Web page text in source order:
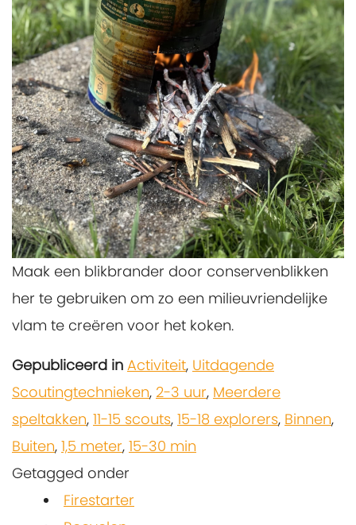
Maak een blikbrander door conservenblikken
her te gebruiken om zo een milieuvriendelijke
vlam te creëren voor het koken.
Gepubliceerd in Activiteit, Uitdagende
Scoutingtechnieken, 2-3 uur, Meerdere
speltakken, 11-15 scouts, 15-18 explorers, Binnen,
Buiten, 1,5 meter, 15-30 min
Getagged onder
Firestarter